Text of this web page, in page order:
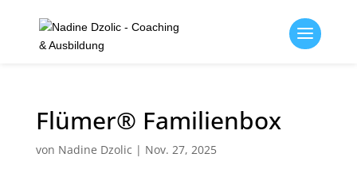
Flümer® Familienbox
von Nadine Dzolic | Nov. 27, 2025